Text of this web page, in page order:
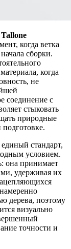
когда ветка
сборки.
когда
не
соединение с
стыковать
природные
стандарт,
условием.
она принимает
удерживая их
дерева, поэтому
визуально
точности и